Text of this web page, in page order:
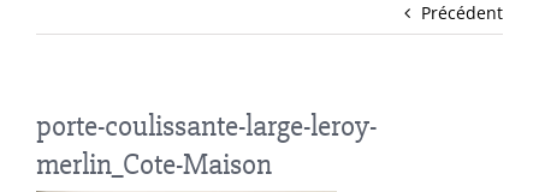
Précédent
porte-coulissante-large-leroy-
merlin_Cote-Maison